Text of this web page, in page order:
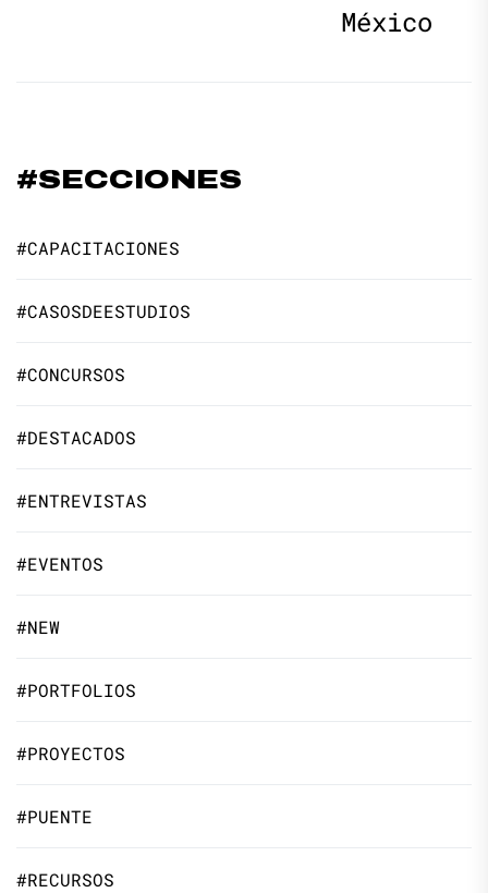
México
#SECCIONES
#CAPACITACIONES
#CASOSDEESTUDIOS
#CONCURSOS
#DESTACADOS
#ENTREVISTAS
#EVENTOS
#NEW
#PORTFOLIOS
#PROYECTOS
#PUENTE
#RECURSOS